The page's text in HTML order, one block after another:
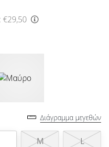
€29,50
Διάγραμμα μεγεθών
M L